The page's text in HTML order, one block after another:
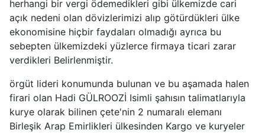
herhangi bir vergi ödemedikleri gibi ülkemizde cari
açık nedeni olan dövizlerimizi alıp götürdükleri ülke
ekonomisine hiçbir faydaları olmadığı ayrıca bu
sebepten ülkemizdeki yüzlerce firmaya ticari zarar
verdikleri Belirlenmiştir.
örgüt lideri konumunda bulunan ve bu aşamada halen
firari olan Hadi GÜLROOZİ Isimli şahısın talimatlarıyla
kurye olarak bilinen çete'nin 2 numaralı elemanı
Birleşik Arap Emirlikleri ülkesinden Kargo ve kuryeler